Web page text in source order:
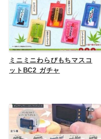
ミニミニわらびもちマスコ
ットBC2 ガチャ